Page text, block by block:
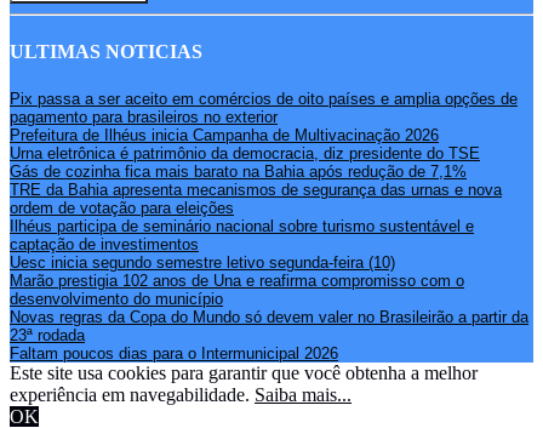
ULTIMAS NOTICIAS
Pix passa a ser aceito em comércios de oito países e amplia opções de
pagamento para brasileiros no exterior
Prefeitura de Ilhéus inicia Campanha de Multivacinação 2026
Urna eletrônica é patrimônio da democracia, diz presidente do TSE
Gás de cozinha fica mais barato na Bahia após redução de 7,1%
TRE da Bahia apresenta mecanismos de segurança das urnas e nova
ordem de votação para eleições
Ilhéus participa de seminário nacional sobre turismo sustentável e
captação de investimentos
Uesc inicia segundo semestre letivo segunda-feira (10)
Marão prestigia 102 anos de Una e reafirma compromisso com o
desenvolvimento do município
Novas regras da Copa do Mundo só devem valer no Brasileirão a partir da
23ª rodada
Faltam poucos dias para o Intermunicipal 2026
Este site usa cookies para garantir que você obtenha a melhor
experiência em navegabilidade. Saiba mais...
OK